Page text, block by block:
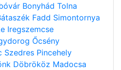
Bonyhád Tolna
Fadd Simontornya
Iregszemcse
Őcsény
Szedres Pincehely
Döbrököz Madocsa